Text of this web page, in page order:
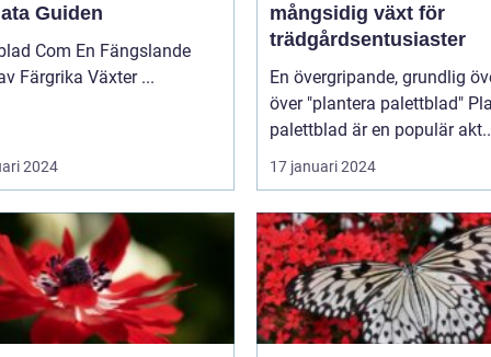
Guiden
En Fängslande
Värld av Färgrika Växter ...
2024
mångsidig växt för
trädgårdsentusiaster
En övergripande, grundlig
över "plantera palettblad" Plantera
palettblad är en populär
17 januari 2024